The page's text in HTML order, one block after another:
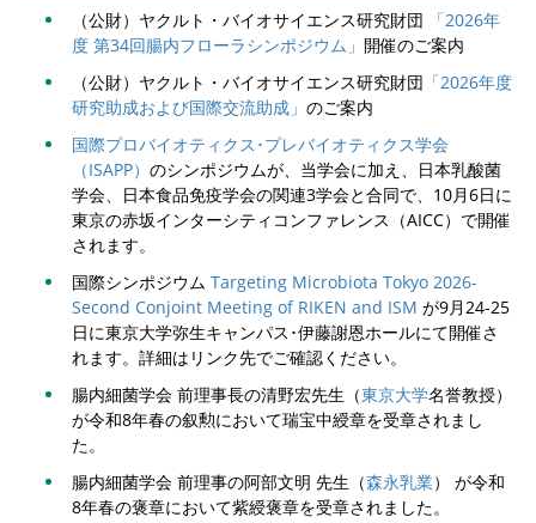
（公財）ヤクルト・バイオサイエンス研究財団
「2026年
度 第34回腸内フローラシンポジウム」 開催のご案内
（公財）ヤクルト・バイオサイエンス研究財団 「2026年度
研究助成および国際交流助成」 のご案内
国際プロバイオティクス･プレバイオティクス学会
（ISAPP） のシンポジウムが、当学会に加え、日本乳酸菌
学会、日本食品免疫学会の関連3学会と合同で、10月6日に
東京の赤坂インターシティコンファレンス（AICC）で開催
されます。
国際シンポジウム Targeting Microbiota Tokyo 2026-
Second Conjoint Meeting of RIKEN and ISM が9月24-25
日に東京大学弥生キャンパス･伊藤謝恩ホールにて開催さ
れます。詳細はリンク先でご確認ください。
腸内細菌学会 前理事長の清野宏先生（東京大学名誉教授）
が令和8年春の叙勲において瑞宝中綬章を受章されまし
た。
腸内細菌学会 前理事の阿部文明 先生（森永乳業） が令和
8年春の褒章において紫綬褒章を受章されました。